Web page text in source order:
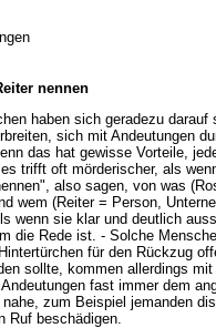
nennen
haben sich geradezu darauf
sich mit Andeutungen
das hat gewisse Vorteile,
trifft oft mörderischer, als
also sagen, von was
wem (Reiter = Person,
wenn sie klar und deutlich
die Rede ist. - Solche
für den Rückzug
sollte, kommen allerdings mit
fast immer dem
nahe, zum Beispiel jemanden
Ruf beschädigen.